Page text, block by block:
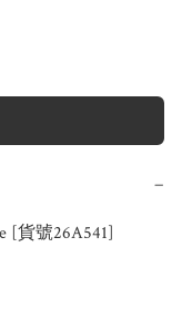
−
[貨號26A541]